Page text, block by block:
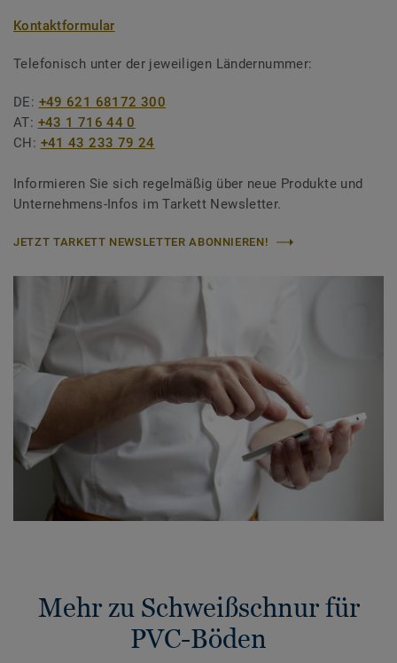
Kontaktformular
Telefonisch unter der jeweiligen Ländernummer:
DE: +49 621 68172 300
AT: +43 1 716 44 0
CH: +41 43 233 79 24
Informieren Sie sich regelmäßig über neue Produkte und
Unternehmens-Infos im Tarkett Newsletter.
JETZT TARKETT NEWSLETTER ABONNIEREN!
Mehr zu Schweißschnur für
PVC-Böden